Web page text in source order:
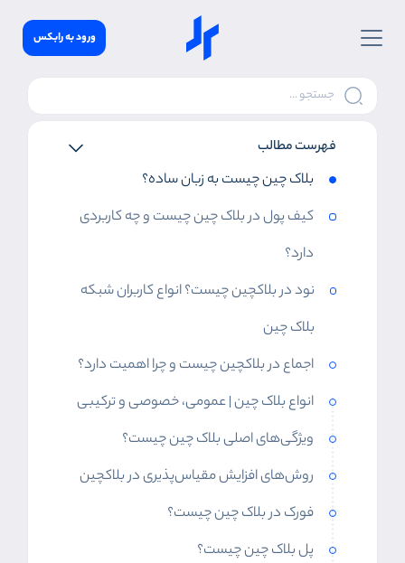
ورود به رابکس
فهرست مطالب
بلاک چین چیست به زبان ساده؟
کیف پول در بلاک چین چیست و چه کاربردی
دارد؟
نود در بلاکچین چیست؟ انواع کاربران شبکه
بلاک چین
اجماع در بلاکچین چیست و چرا اهمیت دارد؟
انواع بلاک چین | عمومی، خصوصی و ترکیبی
ویژگی‌های اصلی بلاک چین چیست؟
روش‌های افزایش مقیاس‌پذیری در بلاکچین
فورک در بلاک چین چیست؟
پل بلاک چین چیست؟